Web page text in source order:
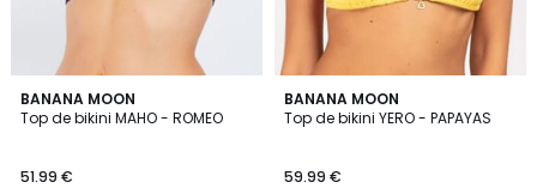
BANANA MOON
Top de bikini MAHO - ROMEO
51.99 €
BANANA MOON
Top de bikini YERO - PAPAYAS
59.99 €